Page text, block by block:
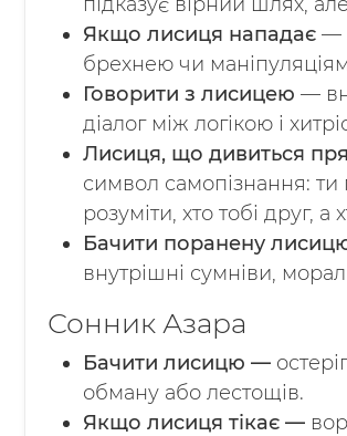
Якщо лисиця нападає —
брехнею чи
Говорити з лисицею —
діалог між логікою і
Лисиця, що дивиться
символ самопізнання:
розуміти, хто тобі друг, а
Бачити поранену
внутрішні сумніви,
Сонник Азара
Бачити лисицю —
обману або лестощів.
Якщо лисиця тікає —